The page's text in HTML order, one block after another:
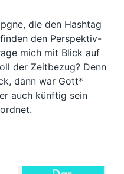
die den Hashtag
den Perspektiv-
mich mit Blick auf
der Zeitbezug? Denn
dann war Gott*
auch künftig sein